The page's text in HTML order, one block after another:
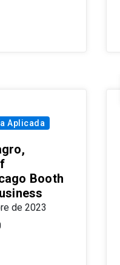
Aplicada
Booth
de 2023